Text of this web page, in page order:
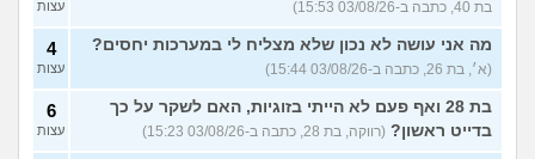
בת 40, כתבה ב-03/08/26 15:53)
עצות
מה אני עושה לא נכון שלא מצליח לי במערכות יחסים?
(א׳, בת 26, כתבה ב-03/08/26 15:44)
4
עצות
בת 28 ואף פעם לא הייתי בזוגיות, האם לשקר על כך
בדייט ראשון? (רווקה, בת 28, כתבה ב-03/08/26 15:23)
6
עצות